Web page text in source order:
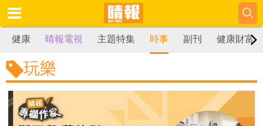
健康 晴報電視 主題特集 時事 副刊 健康財富
玩樂